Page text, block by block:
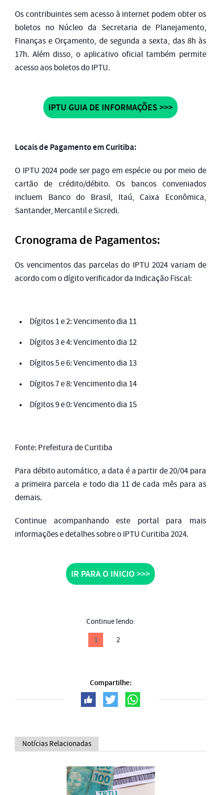
Os contribuintes sem acesso à internet podem obter os
boletos no Núcleo da Secretaria de Planejamento,
Finanças e Orçamento, de segunda a sexta, das 8h às
17h. Além disso, o aplicativo oficial também permite
acesso aos boletos do IPTU.
IPTU GUIA DE INFORMAÇÕES >>>
Locais de Pagamento em Curitiba:
O IPTU 2024 pode ser pago em espécie ou por meio de
cartão de crédito/débito. Os bancos conveniados
incluem Banco do Brasil, Itaú, Caixa Econômica,
Santander, Mercantil e Sicredi.
Cronograma de Pagamentos:
Os vencimentos das parcelas do IPTU 2024 variam de
acordo com o dígito verificador da Indicação Fiscal:
Dígitos 1 e 2: Vencimento dia 11
Dígitos 3 e 4: Vencimento dia 12
Dígitos 5 e 6: Vencimento dia 13
Dígitos 7 e 8: Vencimento dia 14
Dígitos 9 e 0: Vencimento dia 15
Fonte: Prefeitura de Curitiba
Para débito automático, a data é a partir de 20/04 para
a primeira parcela e todo dia 11 de cada mês para as
demais.
Continue acompanhando este portal para mais
informações e detalhes sobre o IPTU Curitiba 2024.
IR PARA O INICIO >>>
Continue lendo:
1
2
Compartilhe:
Notícias Relacionadas